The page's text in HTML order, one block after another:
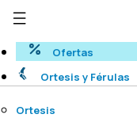
Ofertas
Ortesis y Férulas
Ortesis